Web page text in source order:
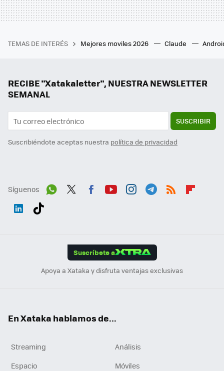
TEMAS DE INTERÉS Mejores moviles 2026 Claude
RECIBE "Xatakaletter", NUESTRA NEWSLETTER
SEMANAL
SUSCRIBIR
Suscribiéndote aceptas nuestra política de privacidad
Síguenos
Suscríbete a
Apoya a Xataka y disfruta ventajas exclusivas
En Xataka hablamos de...
Streaming
Análisis
Espacio
Móviles